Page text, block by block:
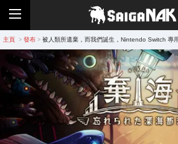
主頁 > 發布 > 被人類所遺棄，而我們誕生，Nintendo Switch 專